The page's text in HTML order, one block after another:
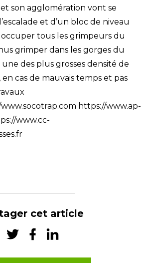
son agglomération vont se
et d’un bloc de niveau
tous les grimpeurs du
grimper dans les gorges du
des plus grosses densité de
cas de mauvais temps et pas
https://www.ap-
www.cc-
cet article
Partager
Twitter
Partager
Facebook
Partager
LinkedIn